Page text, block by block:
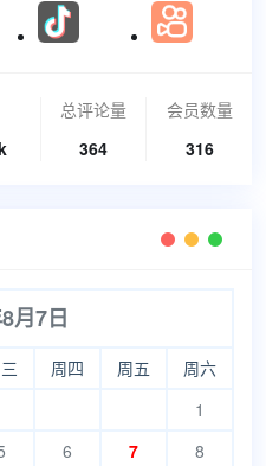
总评论量
364
会员数量
316
月7日
周四 周五
周六
1
6 7
8